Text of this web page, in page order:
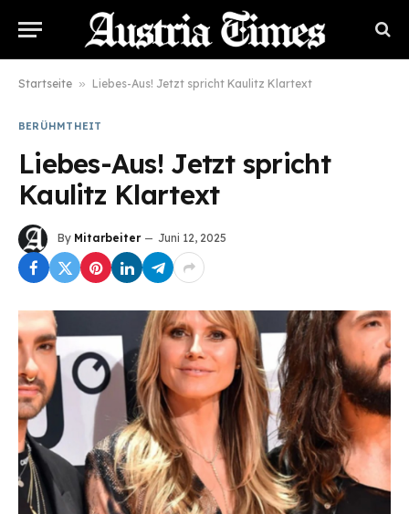
Startseite » Liebes-Aus! Jetzt spricht Kaulitz Klartext
BERÜHMTHEIT
Liebes-Aus! Jetzt spricht
Kaulitz Klartext
By Mitarbeiter Juni 12, 2025